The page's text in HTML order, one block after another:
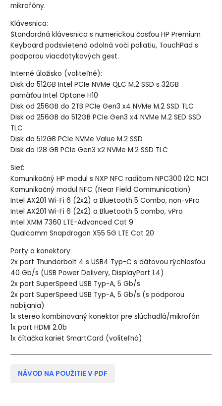
mikrofóny.
Klávesnica:
Štandardná klávesnica s numerickou časťou HP Premium
Keyboard podsvietená odolná voči poliatiu, TouchPad s
podporou viacdotykových gest.
Interné úložisko (voliteľné):
Disk do 512GB Intel PCIe NVMe QLC M.2 SSD s 32GB
pamäťou Intel Optane H10
Disk od 256GB do 2TB PCIe Gen3 x4 NVMe M.2 SSD TLC
Disk od 256GB do 512GB PCIe Gen3 x4 NVMe M.2 SED SSD
TLC
Disk do 512GB PCIe NVMe Value M.2 SSD
Disk do 128 GB PCIe Gen3 x2 NVMe M.2 SSD TLC
Sieť:
Komunikačný HP modul s NXP NFC radičom NPC300 I2C NCI
Komunikačný modul NFC (Near Field Communication)
Intel AX201 Wi-Fi 6 (2x2) a Bluetooth 5 Combo, non-vPro
Intel AX201 Wi-Fi 6 (2x2) a Bluetooth 5 combo, vPro
Intel XMM 7360 LTE-Advanced Cat 9
Qualcomm Snapdragon X55 5G LTE Cat 20
Porty a konektory:
2x port Thunderbolt 4 s USB4 Typ-C s dátovou rýchlosťou
40 Gb/s (USB Power Delivery, DisplayPort 1.4)
2x port SuperSpeed ​​​​USB Typ-A, 5 Gb/s
2x port SuperSpeed ​​​​USB Typ-A, 5 Gb/s (s podporou
nabíjania)
1x stereo kombinovaný konektor pre slúchadlá/mikrofón
1x port HDMI 2.0b
1x čítačka kariet SmartCard (voliteľná)
NÁVOD NA POUŽITIE V PDF